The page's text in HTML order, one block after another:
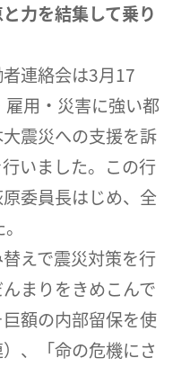
力を結集して乗り
連絡会は3月17
用・災害に強い都
震災への支援を訴
いました。この行
委員長はじめ、全
えで震災対策を行
まりをきめこんで
額の内部留保を使
、「命の危機にさ